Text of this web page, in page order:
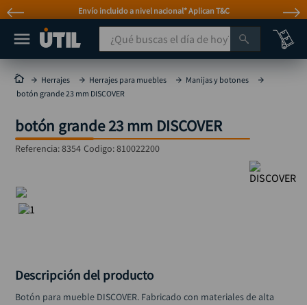
Envío incluido a nivel nacional* Aplican T&C
¿Qué buscas el día de hoy?
Herrajes Herrajes para muebles
Manijas y botones
botón grande 23 mm DISCOVER
botón grande 23 mm DISCOVER
Referencia:8354 Codigo:810022200
Descripción del producto
Botón para mueble DISCOVER. Fabricado con materiales de alta
MÁS BUSCADOS
taladro
taladros pulidoras
compresor
sierra circular
hidrolavadora
mototool
taladro inalámbrico